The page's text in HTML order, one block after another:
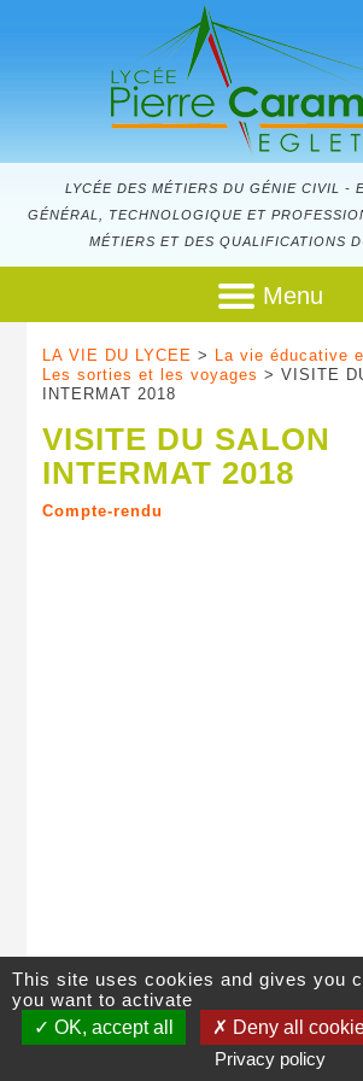
LYCÉE DES MÉTIERS DU GÉNIE CIVIL -
GÉNÉRAL, TECHNOLOGIQUE ET
MÉTIERS ET DES QUALIFICATIONS
Menu
LA VIE DU LYCEE > La vie éducative
Les sorties et les voyages > VISITE
INTERMAT 2018
VISITE DU SALON
INTERMAT 2018
Compte-rendu
©Lycée Pierre Caraminot,28 avenue de
05 55 93 13 19| Contact|Plan du site|
This site uses cookies and gives you
you want to activate
OK, accept all
Deny all
Privacy policy